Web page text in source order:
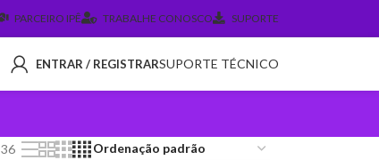
PARCEIRO IPÊ TRABALHE CONOSCO SUPORTE
ENTRAR / REGISTRARSUPORTE TÉCNICO
36